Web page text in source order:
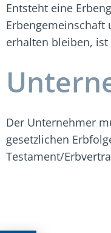
Entsteht eine
Erbengemeinschaft
erhalten bleiben,
Der Unternehmer
gesetzlichen
Testament/